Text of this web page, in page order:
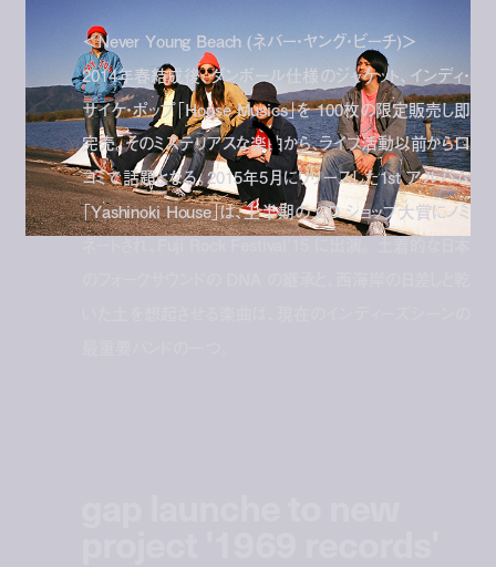
＜Never Young Beach (ネバー・ヤング・ビーチ)＞
2014年春結成後、ダンボール仕様のジャケット、インディ・
サイケ・ポップ「House Musics」を 100枚の限定販売し即
完売。そのミステリアスな楽曲から、ライブ活動以前から口
コミで話題となる。2015年5月にリリースした1st アルバム
「Yashinoki House」は、上半期の CD ショップ大賞にノミ